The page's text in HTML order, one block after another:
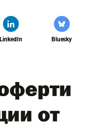
LinkedIn Bluesky